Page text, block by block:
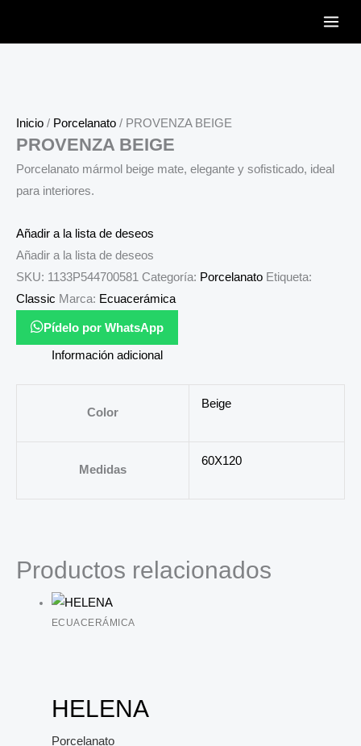
Inicio / Porcelanato / PROVENZA BEIGE
PROVENZA BEIGE
Porcelanato mármol beige mate, elegante y sofisticado, ideal
para interiores.
Añadir a la lista de deseos
Añadir a la lista de deseos
SKU: 1133P544700581 Categoría: Porcelanato Etiqueta:
Classic Marca: Ecuacerámica
Pídelo por WhatsApp
Información adicional
Color
Beige
Medidas
60X120
Productos relacionados
ECUACERÁMICA
HELENA
Porcelanato